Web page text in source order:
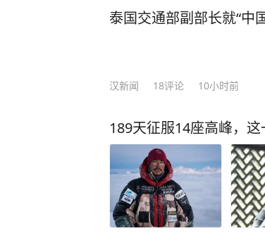
省纪委监委）
泰国交通部副部长就“中
汉新闻 18评论 10小时前
189天征服14座高峰，